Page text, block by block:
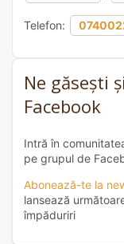
Telefon:
Ne găsești
Facebook
Intră în
pe grupul de
Abonează-te la
lansează
împăduriri